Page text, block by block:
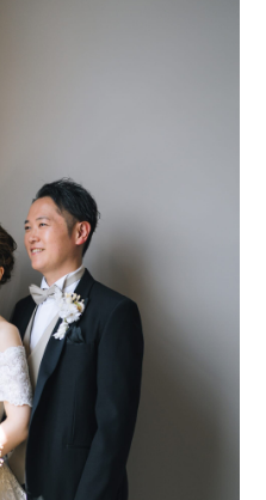
しく包み込みま
たスタジオに
っぷりの背景か
ングフォトまで
ご用意。 1つの
いほど、 さま
できます。 今
リエの新郎様な